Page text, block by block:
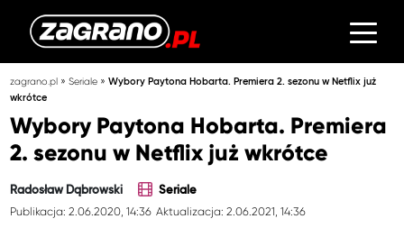
zagrano.pl »Seriale »Wybory Paytona Hobarta. Premiera 2. sezonu w Netflix już
wkrótce
Wybory Paytona Hobarta. Premiera
2. sezonu w Netflix już wkrótce
Radosław Dąbrowski Seriale
Publikacja: 2.06.2020, 14:36 Aktualizacja: 2.06.2021, 14:36